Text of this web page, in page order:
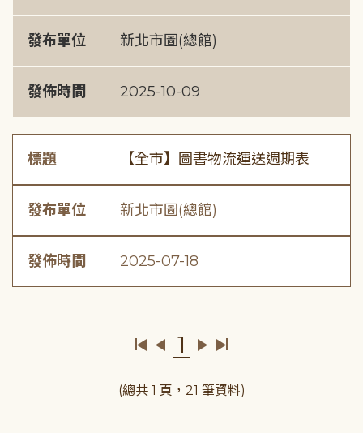
發布單位 新北市圖(總館)
發佈時間 2025-10-09
標題 【全市】圖書物流運送週期表
發布單位 新北市圖(總館)
發佈時間 2025-07-18
1
(總共 1 頁，21 筆資料)